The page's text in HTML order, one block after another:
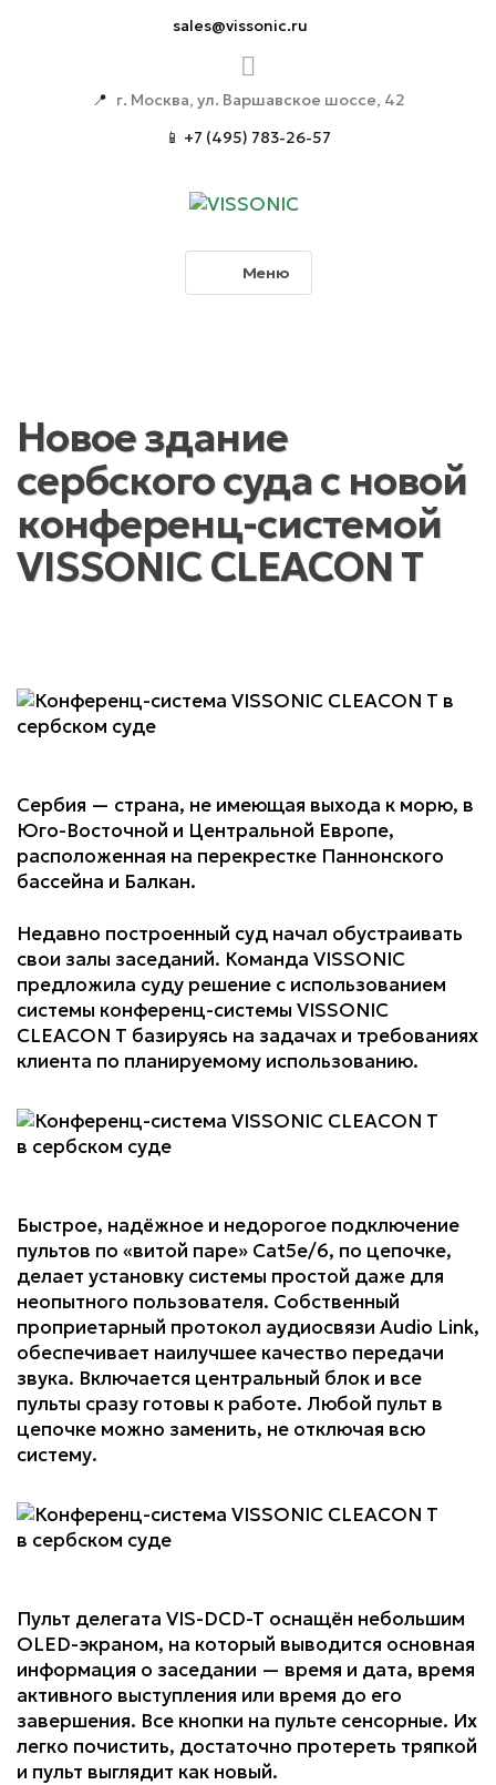
sales@vissonic.ru
📍 г. Москва, ул. Варшавское шоссе, 42
📱 +7 (495) 783-26-57
Меню
Новое здание
сербского суда с новой
конференц-системой
VISSONIC CLEACON T
Сербия — страна, не имеющая выхода к морю, в
Юго-Восточной и Центральной Европе,
расположенная на перекрестке Паннонского
бассейна и Балкан.
Недавно построенный суд начал обустраивать
свои залы заседаний. Команда VISSONIC
предложила суду решение с использованием
системы конференц-системы VISSONIC
CLEACON T базируясь на задачах и требованиях
клиента по планируемому использованию.
Быстрое, надёжное и недорогое подключение
пультов по «витой паре» Cat5e/6, по цепочке,
делает установку системы простой даже для
неопытного пользователя. Собственный
проприетарный протокол аудиосвязи Audio Link,
обеспечивает наилучшее качество передачи
звука. Включается центральный блок и все
пульты сразу готовы к работе. Любой пульт в
цепочке можно заменить, не отключая всю
систему.
Пульт делегата VIS-DCD-T оснащён небольшим
OLED-экраном, на который выводится основная
информация о заседании — время и дата, время
активного выступления или время до его
завершения. Все кнопки на пульте сенсорные. Их
легко почистить, достаточно протереть тряпкой
и пульт выглядит как новый.